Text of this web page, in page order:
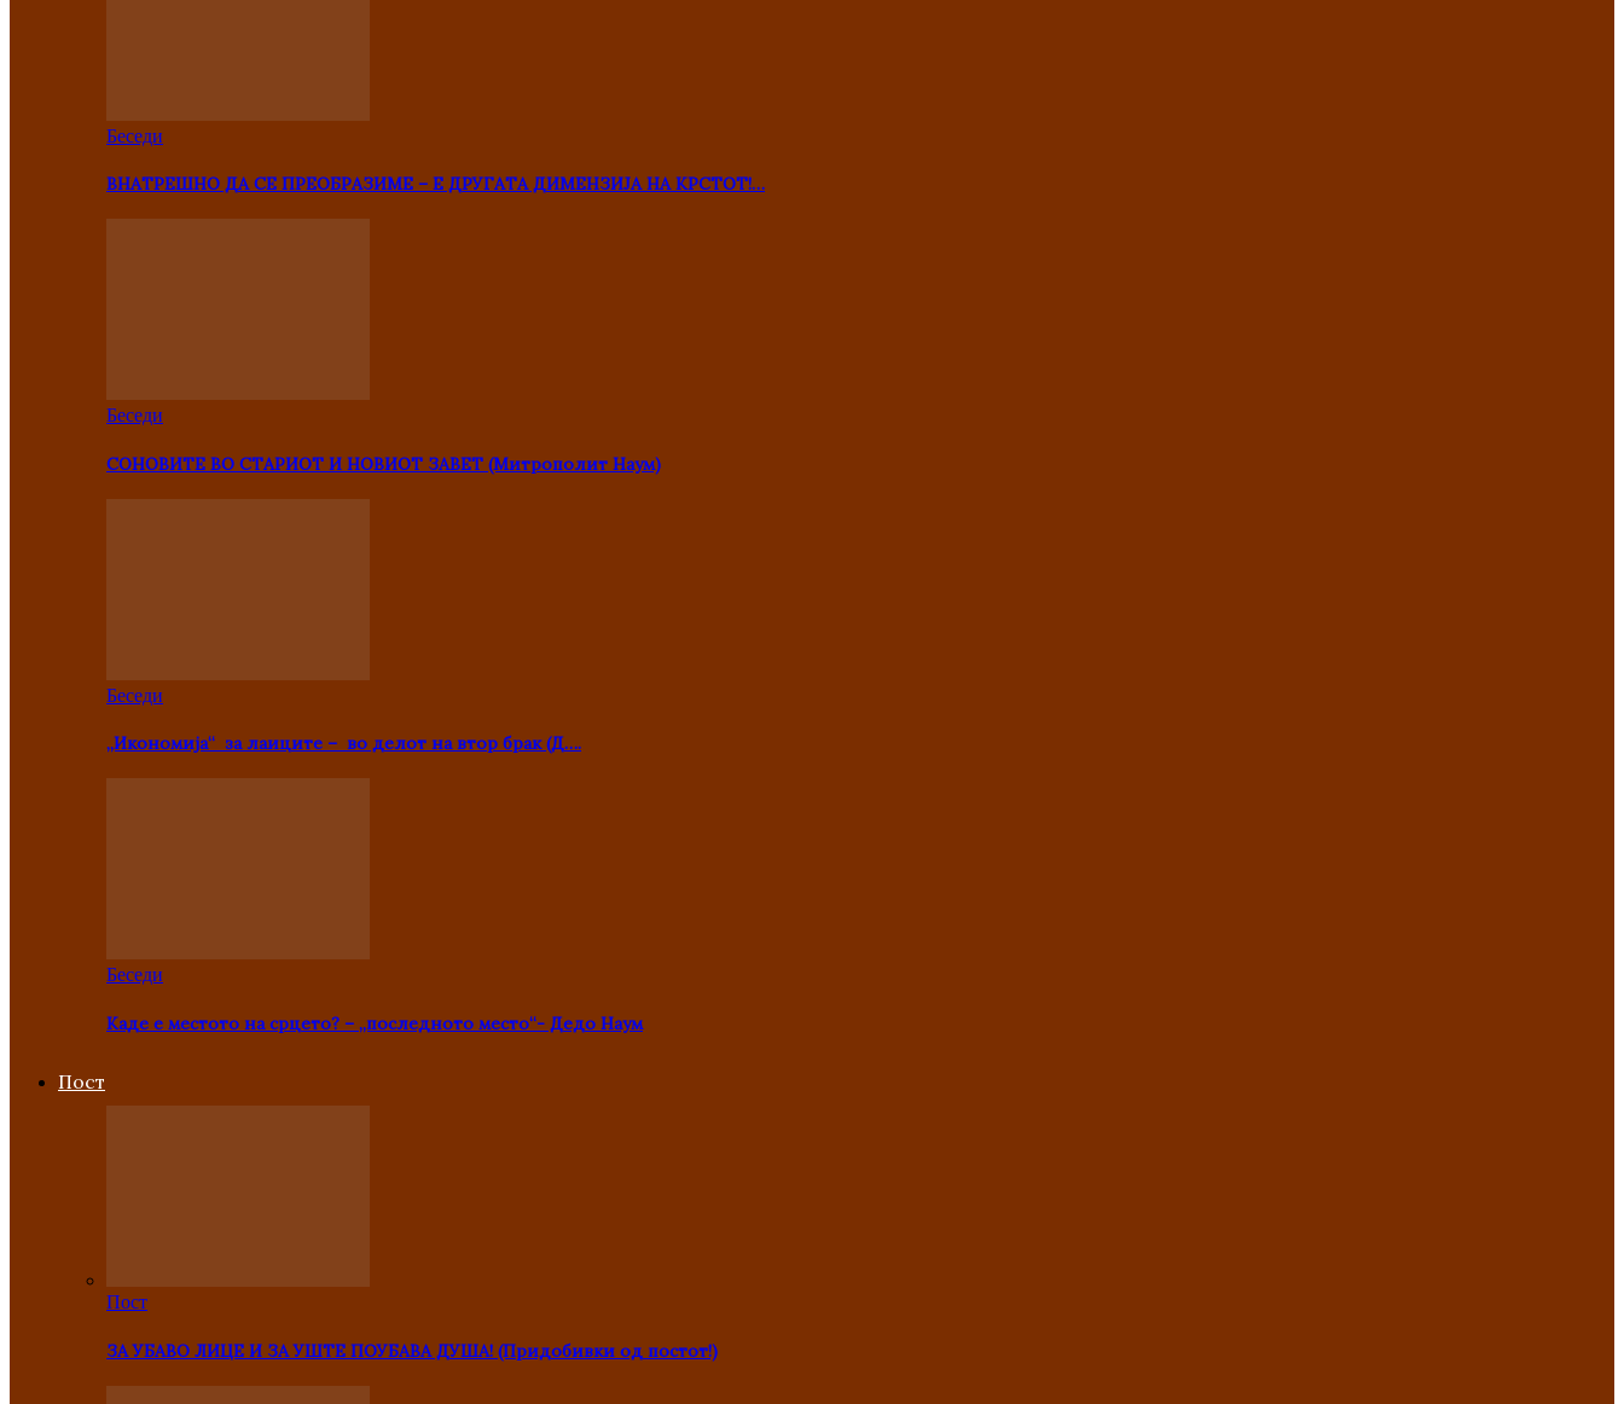
Беседи
ВНАТРЕШНО ДА СЕ ПРЕОБРАЗИМЕ – Е ДРУГАТА ДИМЕНЗИЈА НА КРСТОТ!…
Беседи
СОНОВИТЕ ВО СТАРИОТ И НОВИОТ ЗАВЕТ (Митрополит Наум)
Беседи
„Икономија“ за лаиците – во делот на втор брак (Д….
Беседи
Каде е местото на срцето? – „последното место“- Дедо Наум
Пост
Пост
ЗА УБАВО ЛИЦЕ И ЗА УШТЕ ПОУБАВА ДУША! (Придобивки од постот!)